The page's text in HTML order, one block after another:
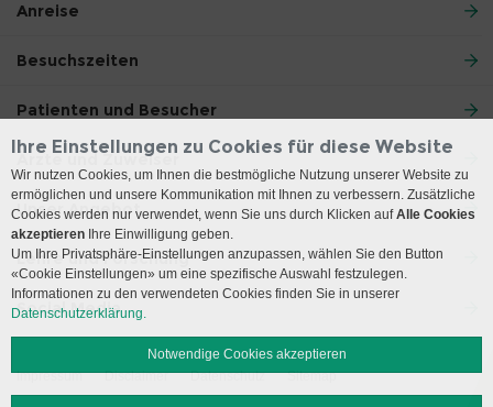
Anreise
Besuchszeiten
Patienten und Besucher
Ärzte und Zuweiser
Unser Angebot
Lehre und Forschung
Social Media
Impressum Disclaimer Datenschutz Sitemap
Ihre Einstellungen zu Cookies für diese Website
Wir nutzen Cookies, um Ihnen die bestmögliche Nutzung unserer Website zu
ermöglichen und unsere Kommunikation mit Ihnen zu verbessern. Zusätzliche
Cookies werden nur verwendet, wenn Sie uns durch Klicken aufAlle Cookies
akzeptieren Ihre Einwilligung geben.
Um Ihre Privatsphäre-Einstellungen anzupassen, wählen Sie den Button
«Cookie Einstellungen» um eine spezifische Auswahl festzulegen.
Informationen zu den verwendeten Cookies finden Sie in unserer
Datenschutzerklärung.
Notwendige Cookies akzeptieren